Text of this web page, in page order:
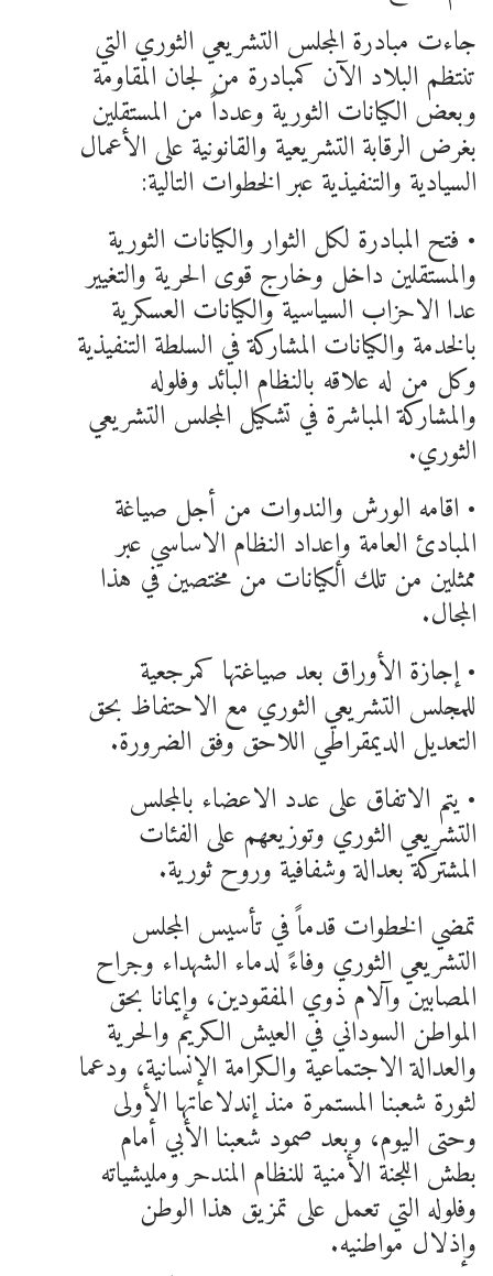
جاءت مبادرة المجلس التشريعي الثوري التي
تنتظم البلاد الآن كمبادرة من لجان المقاومة
وبعض الكيانات الثورية وعدداً من المستقلين
بغرض الرقابة التشريعية والقانونية على الأعمال
السيادية والتنفيذية عبر الخطوات التالية:
• فتح المبادرة لكل الثوار والكيانات الثورية
والمستقلين داخل وخارج قوى الحرية والتغيير
عدا الاحزاب السياسية والكيانات العسكرية
بالخدمة والكيانات المشاركة في السلطة التنفيذية
وكل من له علاقه بالنظام البائد وفلوله
والمشاركة المباشرة في تشكيل المجلس التشريعي
الثوري.
• اقامه الورش والندوات من أجل صياغة
المبادئ العامة وإعداد النظام الاساسي عبر
ممثلين من تلك الكيانات من مختصين في هذا
المجال.
• إجازة الأوراق بعد صياغتها كمرجعية
للمجلس التشريعي الثوري مع الاحتفاظ بحق
التعديل الديمقراطي اللاحق وفق الضرورة.
• يتم الاتفاق على عدد الاعضاء بالمجلس
التشريعي الثوري وتوزيعهم على الفئات
المشتركة بعدالة وشفافية وروح ثورية.
تمضي الخطوات قدماً في تأسيس المجلس
التشريعي الثوري وفاءً لدماء الشهداء وجراح
المصابين وآلام ذوي المفقودين، وإيمانا بحق
المواطن السوداني في العيش الكريم والحرية
والعدالة الاجتماعية والكرامة الإنسانية، ودعما
لثورة شعبنا المستمرة منذ إندلاعاتها الأولى
وحتى اليوم، وبعد صمود شعبنا الأبي أمام
بطش اللجنة الأمنية للنظام المندحر ومليشياته
وفلوله التي تعمل على تمزيق هذا الوطن
وإذلال مواطنيه.